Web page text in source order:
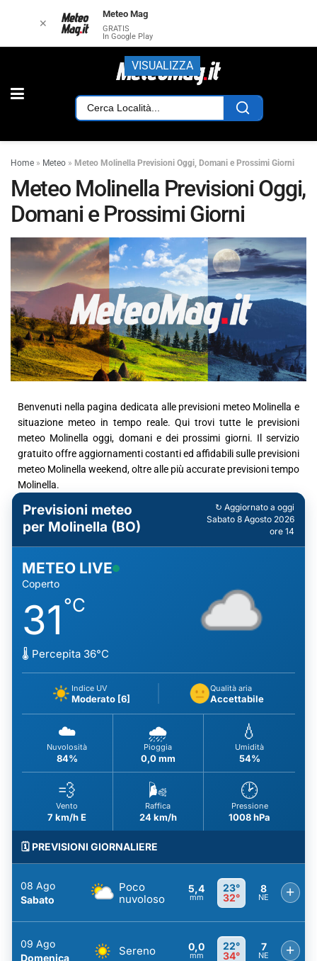
Home » Meteo » Meteo Molinella Previsioni Oggi, Domani e Prossimi Giorni
Meteo Molinella Previsioni Oggi,
Domani e Prossimi Giorni
Benvenuti nella pagina dedicata alle previsioni meteo Molinella e
situazione meteo in tempo reale. Qui trovi tutte le previsioni
meteo Molinella oggi, domani e dei prossimi giorni. Il servizio
gratuito offre aggiornamenti costanti ed affidabili sulle previsioni
meteo Molinella weekend, oltre alle più accurate previsioni tempo
Molinella.
Previsioni meteo
per Molinella (BO)
↻ Aggiornato a oggi
Sabato 8 Agosto 2026
ore 14
METEO LIVE
Coperto
31 °C
🌡️ Percepita 36°C
Indice UV
Moderato [6]
Qualità aria
Accettabile
☁️
Nuvolosità
84%
🌧️
Pioggia
0,0 mm
💧
Umidità
54%
💨
Vento
7 km/h E
🌬️
Raffica
24 km/h
🕑
Pressione
1008 hPa
🗓️ PREVISIONI GIORNALIERE
08 Ago
Sabato
Poco
nuvoloso
5,4
mm
23°
32°
8
NE +
09 Ago
Domenica
Sereno 0,0
mm
22°
34°
7
NE +
✕
Meteo Mag
GRATIS
In Google Play
VISUALIZZA